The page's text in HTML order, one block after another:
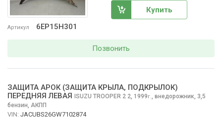
Артикул 6EP15H301
Купить
Позвонить
ЗАЩИТА АРОК (ЗАЩИТА КРЫЛА, ПОДКРЫЛОК)
ПЕРЕДНЯЯ ЛЕВАЯ ISUZU TROOPER 2 2, 1999г., внедорожник, 3,5
бензин, АКПП
VIN: JACUBS26GW7102874